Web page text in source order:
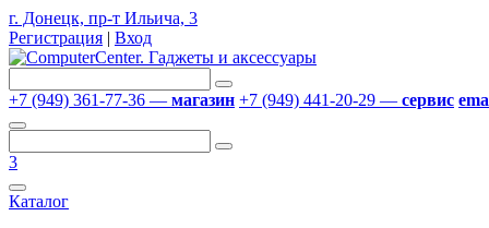
г. Донецк, пр-т Ильича, 3
Регистрация | Вход
+7 (949) 361-77-36 — магазин +7 (949) 441-20-29 — сервис
3
Каталог